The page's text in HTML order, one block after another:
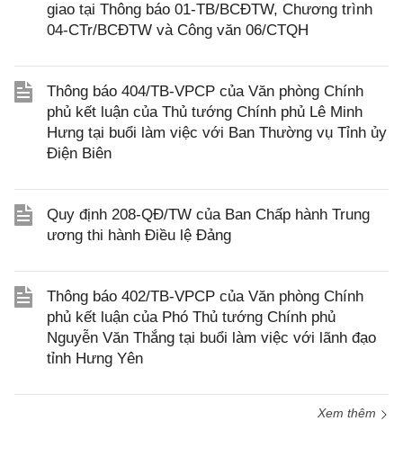
giao tại Thông báo 01-TB/BCĐTW, Chương trình
04-CTr/BCĐTW và Công văn 06/CTQH
Thông báo 404/TB-VPCP của Văn phòng Chính
phủ kết luận của Thủ tướng Chính phủ Lê Minh
Hưng tại buổi làm việc với Ban Thường vụ Tỉnh ủy
Điện Biên
Quy định 208-QĐ/TW của Ban Chấp hành Trung
ương thi hành Điều lệ Đảng
Thông báo 402/TB-VPCP của Văn phòng Chính
phủ kết luận của Phó Thủ tướng Chính phủ
Nguyễn Văn Thắng tại buổi làm việc với lãnh đạo
tỉnh Hưng Yên
Xem thêm